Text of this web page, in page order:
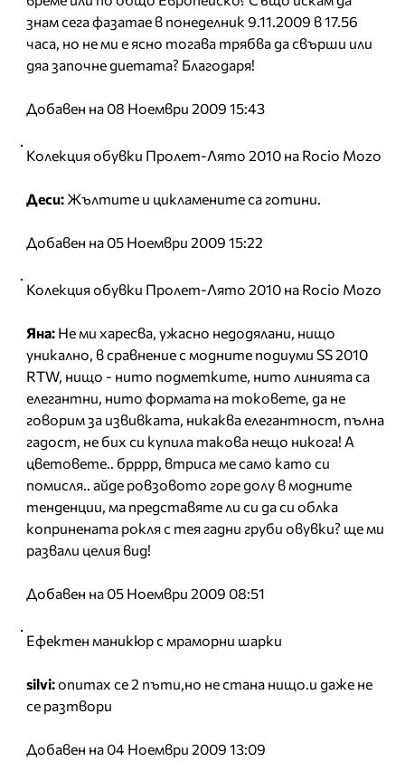
знам сега фазатае в понеделник 9.11.2009 в 17.56
часа, но не ми е ясно тогава трябва да свърши или
дяа започне диетата? Благодаря!
Добавен на 08 Ноември 2009 15:43
Колекция обувки Пролет-Лято 2010 на Rocio Mozo
Деси: Жълтите и цикламените са готини.
Добавен на 05 Ноември 2009 15:22
Колекция обувки Пролет-Лято 2010 на Rocio Mozo
Яна: Не ми харесва, ужасно недодялани, нищо
уникално, в сравнение с модните подиуми SS 2010
RTW, нищо - нито подметките, нито линията са
елегантни, нито формата на токовете, да не
говорим за извивката, никаква елегантност, пълна
гадост, не бих си купила такова нещо никога! А
цветовете.. брррр, втриса ме само като си
помисля.. айде ровзовото горе долу в модните
тенденции, ма представяте ли си да си облка
копринената рокля с тея гадни груби овувки? ще ми
развали целия вид!
Добавен на 05 Ноември 2009 08:51
Ефектен маникюр с мраморни шарки
silvi:опитах се 2 пъти,но не стана нищо.и даже не
се разтвори
Добавен на 04 Ноември 2009 13:09